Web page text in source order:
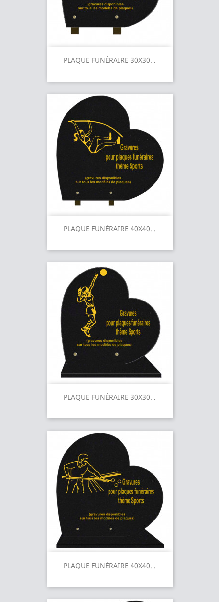
PLAQUE FUNÉRAIRE 30X30...
PLAQUE FUNÉRAIRE 40X40...
PLAQUE FUNÉRAIRE 30X30...
PLAQUE FUNÉRAIRE 40X40...